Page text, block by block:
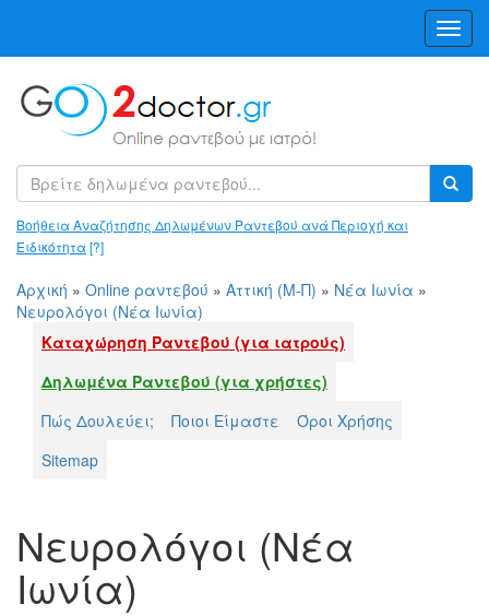
Βοήθεια Αναζήτησης Δηλωμένων Ραντεβού ανά Περιοχή και
Ειδικότητα[?]
Αρχική » Online ραντεβού » Αττική (Μ-Π) » Νέα Ιωνία »
Νευρολόγοι (Νέα Ιωνία)
Καταχώρηση Ραντεβού (για ιατρούς)
Δηλωμένα Ραντεβού (για χρήστες)
Πώς Δουλεύει;
Ποιοι Είμαστε
Όροι Χρήσης
Sitemap
Νευρολόγοι (Νέα
Ιωνία)